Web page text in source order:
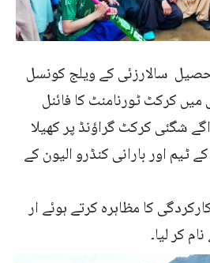
سالارزئی کے ویلج کونسل
کرکٹ ٹورنامنٹ کا فائنل
شگئی کرکٹ گراؤنڈ پر کھیلا
کے ٹیم اور بارانی کنڈرو الیون کے
کا مظاہرہ کرتے ہوئے ار
کر لیا۔